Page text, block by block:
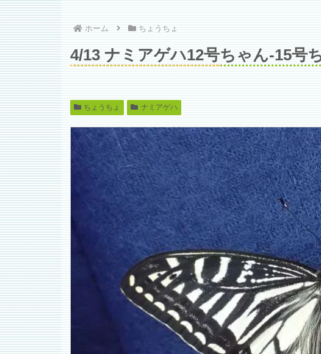
ホーム ちょうちょ
4/13 ナミアゲハ12号ちゃん‐15号
ちょうちょ ナミアゲハ